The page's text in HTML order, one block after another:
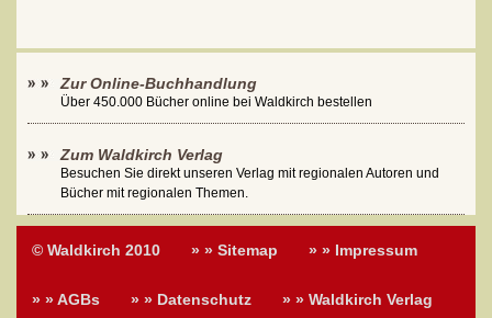
Zur Online-Buchhandlung
Über 450.000 Bücher online bei Waldkirch bestellen
Zum Waldkirch Verlag
Besuchen Sie direkt unseren Verlag mit regionalen Autoren und
Bücher mit regionalen Themen.
© Waldkirch 2010 » » Sitemap » » Impressum
» » AGBs » » Datenschutz » » Waldkirch Verlag